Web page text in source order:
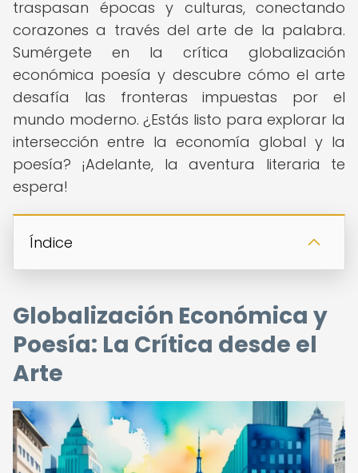
traspasan épocas y culturas, conectando
corazones a través del arte de la palabra.
Sumérgete en la crítica globalización
económica poesía y descubre cómo el arte
desafía las fronteras impuestas por el
mundo moderno. ¿Estás listo para explorar la
intersección entre la economía global y la
poesía? ¡Adelante, la aventura literaria te
espera!
Índice
Globalización Económica y
Poesía: La Crítica desde el
Arte